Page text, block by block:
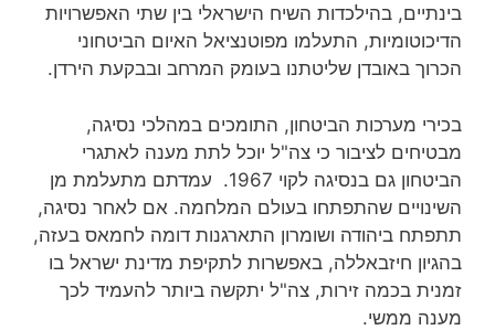
בינתיים, בהילכדות השיח הישראלי בין שתי האפשרויות
הדיכוטומיות, התעלמו מפוטנציאל האיום הביטחוני
הכרוך באובדן שליטתנו בעומק המרחב ובבקעת הירדן.
בכירי מערכות הביטחון, התומכים במהלכי נסיגה,
מבטיחים לציבור כי צה"ל יוכל לתת מענה לאתגרי
הביטחון גם בנסיגה לקוי 1967. עמדתם מתעלמת מן
השינויים שהתפתחו בעולם המלחמה. אם לאחר נסיגה,
תתפתח ביהודה ושומרון התארגנות דומה לחמאס בעזה,
בהגיון חיזבאללה, באפשרות לתקיפת מדינת ישראל בו
זמנית בכמה זירות, צה"ל יתקשה ביותר להעמיד לכך
מענה ממשי.